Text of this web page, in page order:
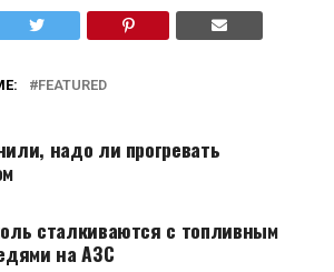
FEATURED
надо ли прогревать
сталкиваются с топливным
на АЗС